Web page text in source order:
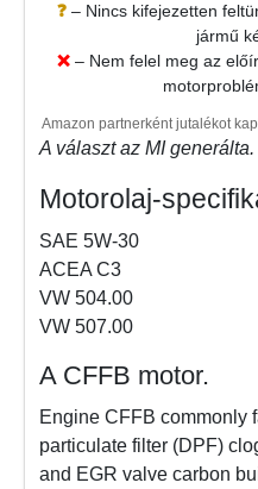
❓– Nincs kifejezetten
jármű
❌– Nem felel meg az
Amazon partnerként jutalékot
A választ az MI generálta.
Motorolaj-
SAE 5W-30
ACEA C3
VW 504.00
VW 507.00
A CFFB motor.
Engine CFFB commonly
particulate filter (DPF)
and EGR valve carbon